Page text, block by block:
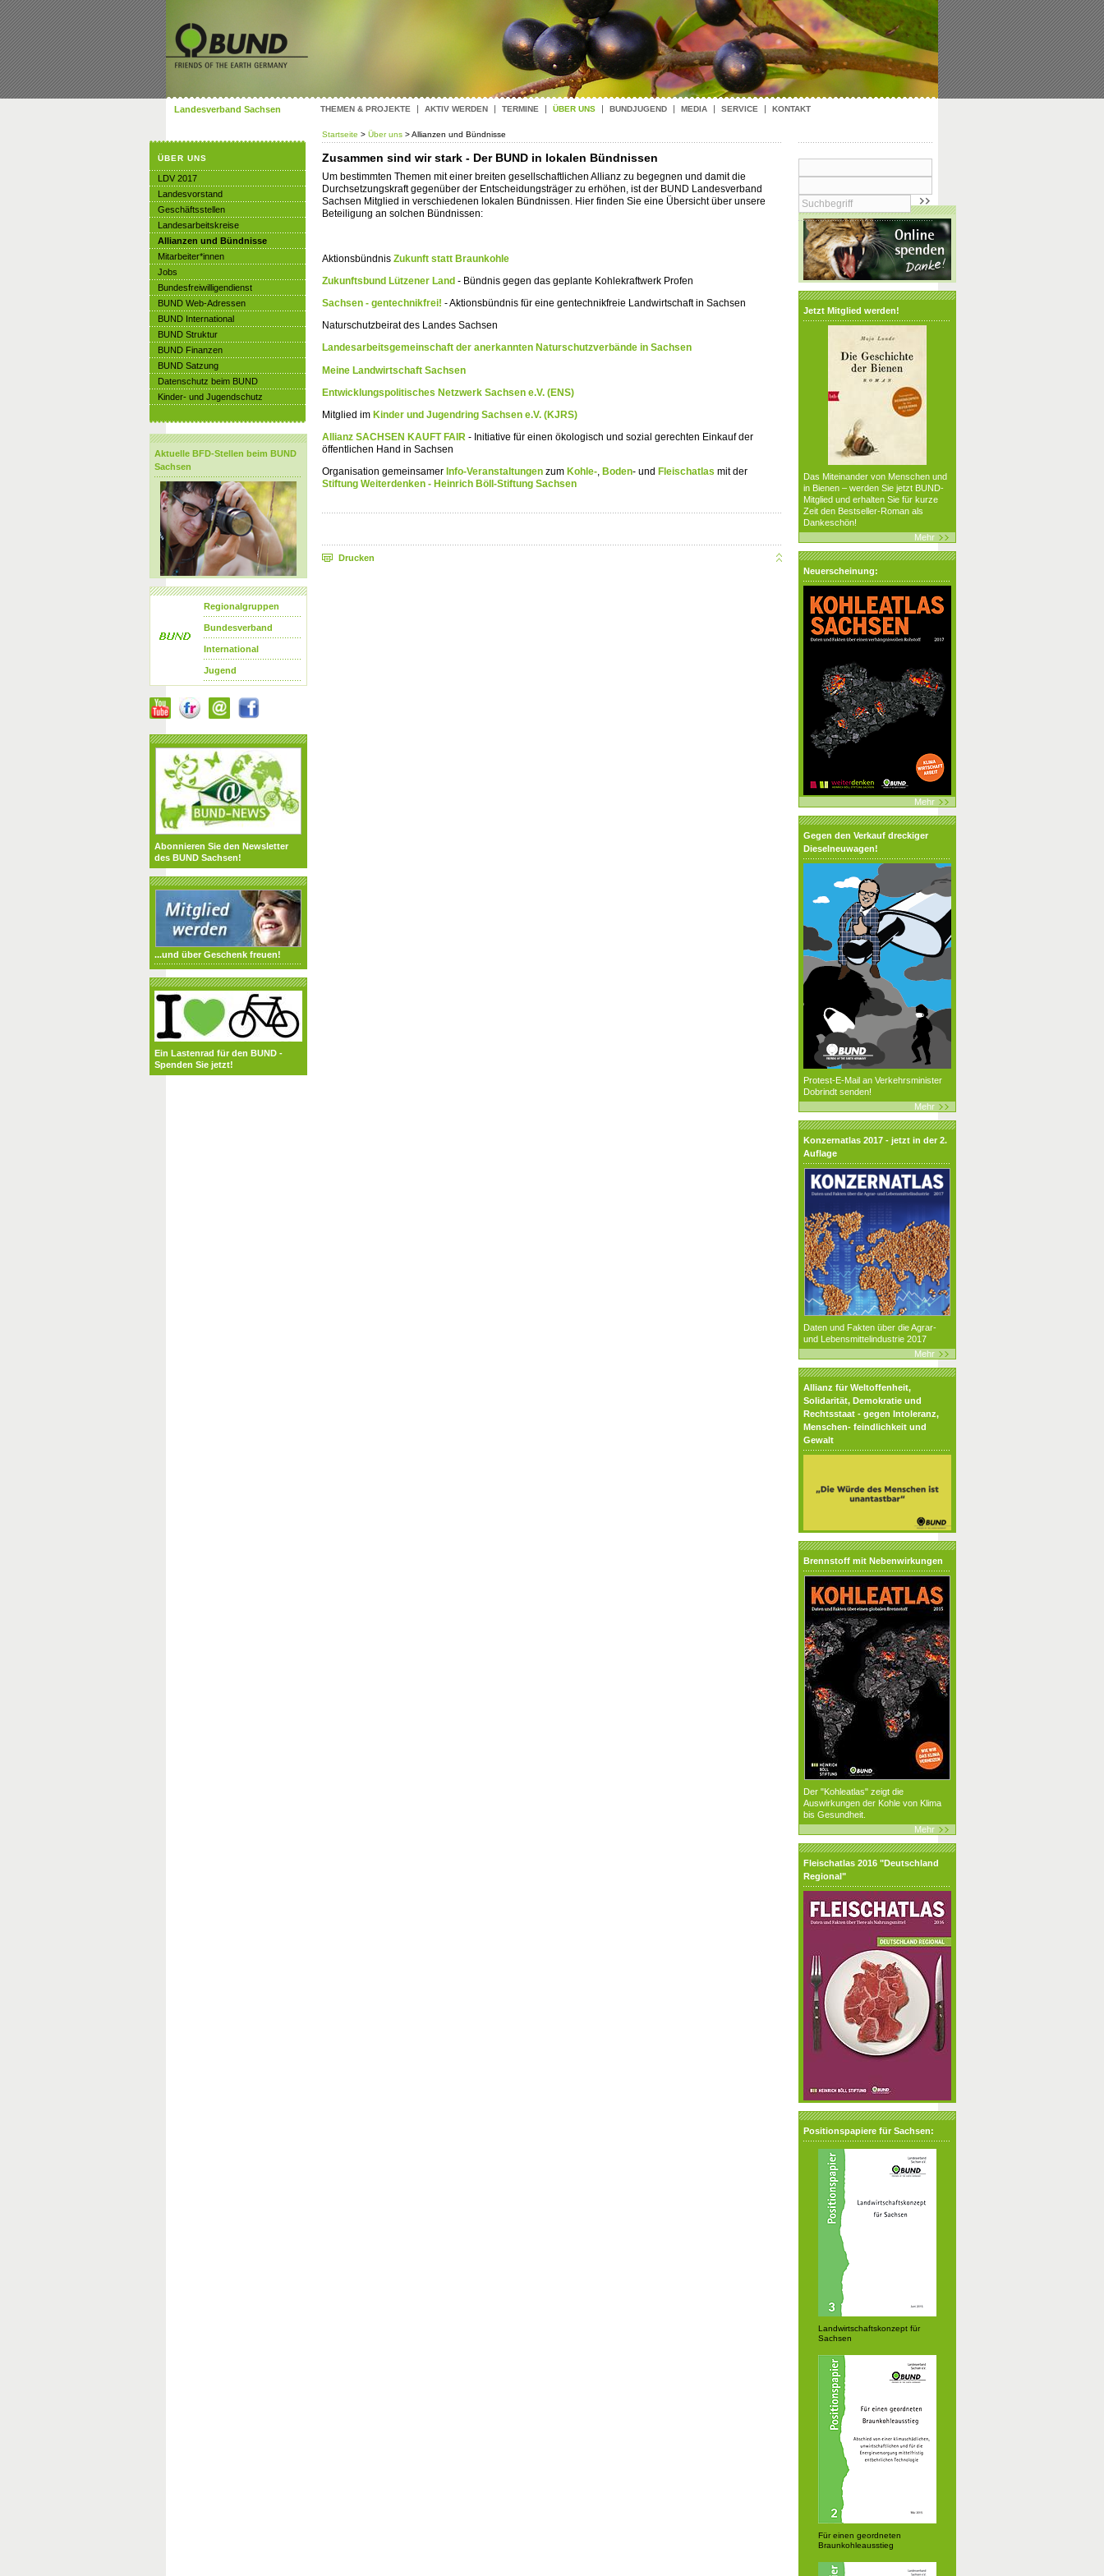
Landesverband Sachsen
Startseite > Über uns > Allianzen und Bündnisse
Zusammen sind wir stark - Der BUND in lokalen Bündnissen
Um bestimmten Themen mit einer breiten gesellschaftlichen Allianz zu begegnen und damit die
Durchsetzungskraft gegenüber der Entscheidungsträger zu erhöhen, ist der BUND Landesverband
Sachsen Mitglied in verschiedenen lokalen Bündnissen. Hier finden Sie eine Übersicht über unsere
Beteiligung an solchen Bündnissen:
Aktionsbündnis Zukunft statt Braunkohle
Zukunftsbund Lützener Land - Bündnis gegen das geplante Kohlekraftwerk Profen
Sachsen - gentechnikfrei! - Aktionsbündnis für eine gentechnikfreie Landwirtschaft in Sachsen
Naturschutzbeirat des Landes Sachsen
Landesarbeitsgemeinschaft der anerkannten Naturschutzverbände in Sachsen
Meine Landwirtschaft Sachsen
Entwicklungspolitisches Netzwerk Sachsen e.V. (ENS)
Mitglied im Kinder und Jugendring Sachsen e.V. (KJRS)
Allianz SACHSEN KAUFT FAIR - Initiative für einen ökologisch und sozial gerechten Einkauf der
öffentlichen Hand in Sachsen
Organisation gemeinsamer Info-Veranstaltungen zum Kohle-, Boden- und Fleischatlas mit der
Stiftung Weiterdenken - Heinrich Böll-Stiftung Sachsen
Drucken
Jetzt Mitglied werden!
Das Miteinander von Menschen und
in Bienen – werden Sie jetzt BUND-
Mitglied und erhalten Sie für kurze
Zeit den Bestseller-Roman als
Dankeschön!
Mehr
Neuerscheinung:
Mehr
Gegen den Verkauf dreckiger
Dieselneuwagen!
Protest-E-Mail an Verkehrsminister
Dobrindt senden!
Mehr
Konzernatlas 2017 - jetzt in der 2.
Auflage
Daten und Fakten über die Agrar-
und Lebensmittelindustrie 2017
Mehr
Allianz für Weltoffenheit,
Solidarität, Demokratie und
Rechtsstaat - gegen Intoleranz,
Menschen- feindlichkeit und
Gewalt
Brennstoff mit Nebenwirkungen
Der "Kohleatlas" zeigt die
Auswirkungen der Kohle von Klima
bis Gesundheit.
Mehr
Fleischatlas 2016 "Deutschland
Regional"
Positionspapiere für Sachsen:
Landwirtschaftskonzept für
Sachsen
Für einen geordneten
Braunkohleausstieg
ÜBER UNS
LDV 2017
Landesvorstand
Geschäftsstellen
Landesarbeitskreise
Allianzen und Bündnisse
Mitarbeiter*innen
Jobs
Bundesfreiwilligendienst
BUND Web-Adressen
BUND International
BUND Struktur
BUND Finanzen
BUND Satzung
Datenschutz beim BUND
Kinder- und Jugendschutz
Aktuelle BFD-Stellen beim BUND
Sachsen
Regionalgruppen
Bundesverband
International
Jugend
Abonnieren Sie den Newsletter
des BUND Sachsen!
...und über Geschenk freuen!
Ein Lastenrad für den BUND -
Spenden Sie jetzt!
THEMEN & PROJEKTE AKTIV WERDEN TERMINE ÜBER UNS BUNDJUGEND MEDIA SERVICE KONTAKT